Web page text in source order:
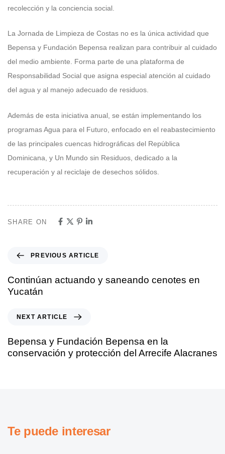
recolección y la conciencia social.
La Jornada de Limpieza de Costas no es la única actividad que
Bepensa y Fundación Bepensa realizan para contribuir al cuidado
del medio ambiente. Forma parte de una plataforma de
Responsabilidad Social que asigna especial atención al cuidado
del agua y al manejo adecuado de residuos.
Además de esta iniciativa anual, se están implementando los
programas Agua para el Futuro, enfocado en el reabastecimiento
de las principales cuencas hidrográficas del República
Dominicana, y Un Mundo sin Residuos, dedicado a la
recuperación y al reciclaje de desechos sólidos.
SHARE ON
PREVIOUS ARTICLE
Continúan actuando y saneando cenotes en
Yucatán
NEXT ARTICLE
Bepensa y Fundación Bepensa en la
conservación y protección del Arrecife Alacranes
Te puede interesar